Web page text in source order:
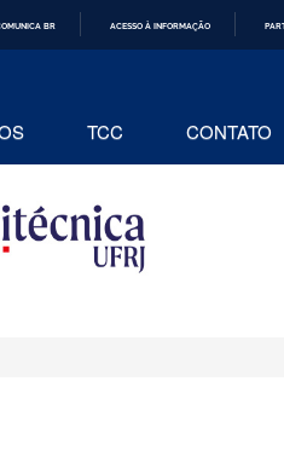
BR ACESSO À INFORMAÇÃO
TCC CONTATO